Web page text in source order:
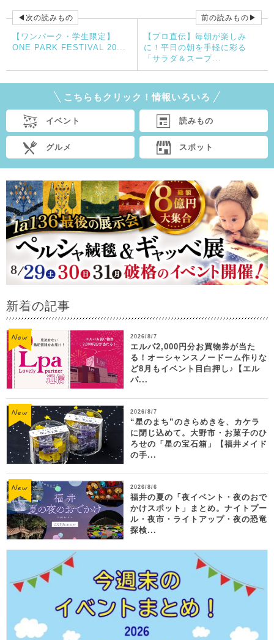
◀次の読みもの
【ワンパーク・学生限定】
ONE PARK FESTIVAL 20...
前の読みもの▶
【プロ直伝】毎朝が楽しみ
に！平日の朝を手軽に彩る
「サラダ＆スープ...
こちらもクリック！情報いろいろ
イベント 読みもの
グルメ スポット
新着の記事
2026/8/7
エルパ2,000円分お買物券が当た
る！オーシャンスノードーム作りな
ど8月もイベント目白押し♪【エル
パ...
2026/8/7
“星のまち”のきらめきを、カケラ
に閉じ込めて。大野市・お菓子のひ
ろせの「星の宝石箱」【福井メイド
の手...
2026/8/6
福井の夏の「夜イベント・夜のおで
かけスポット」まとめ。ナイトプー
ル・夜市・ライトアップ・夜の恐竜
探検...